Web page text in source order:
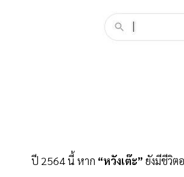
ปี 2564 นี้ หาก “หวังเต๊ะ” ยังมีชีวิต